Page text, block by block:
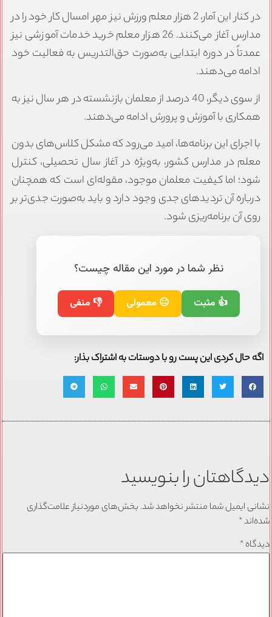
در کنار این آمار، 2 هزار معلم ورزش نیز مهر امسال کار خود را در
مدارس آغاز می‌کنند. 26 هزار معلم خرید خدمات آموزشی نیز
عمدتاً در دوره ابتدایی به‌صورت حق‌التدریس به فعالیت خود
ادامه می‌دهند.
از سوی دیگر، 40 درصد از معلمان بازنشسته در هر سال نیز به
همکاری با آموزش و پرورش ادامه می‌دهند.
با اجرای این برنامه‌ها، امید می‌رود که مشکل کلاس‌های بدون
معلم در مدارس کشور، به‌ویژه در آغاز سال تحصیلی، کنترل
شود؛ اما کیفیت معلمان موجود، مقوله‌ای است که همچنان
درباره آن تردیدهای جدی وجود دارد و باید به‌صورت جدی‌تر بر
روی آن برنامه‌ریزی شود.
نظر شما در مورد این مقاله چیست؟
👍 مثبت 😐 معمولی 👎 منفی
اگه حال کردی این پست رو با دوستات به اشتراک بذار:
دیدگاهتان را بنویسید
نشانی ایمیل شما منتشر نخواهد شد. بخش‌های موردنیاز علامت‌گذاری
شده‌اند*
دیدگاه *